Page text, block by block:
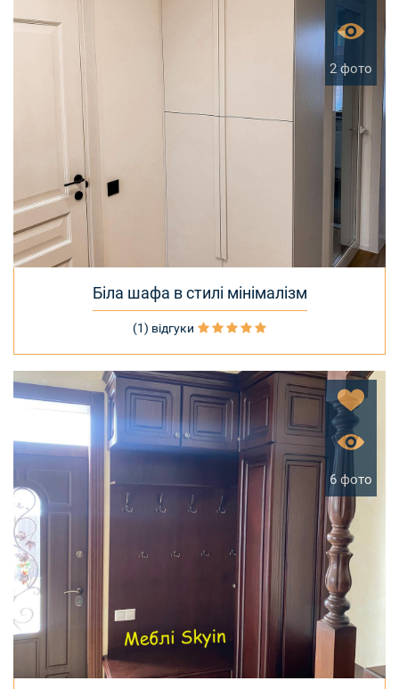
Біла шафа в стилі мінімалізм
(1) відгуки
2 фото
6 фото